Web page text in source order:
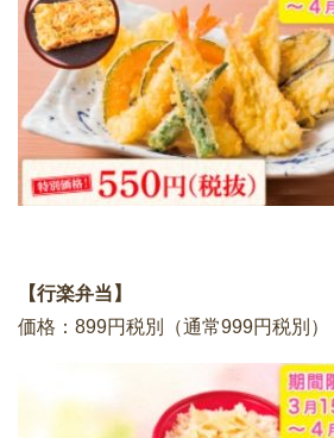
【行楽弁当】
価格：899円税別（通常999円税別）